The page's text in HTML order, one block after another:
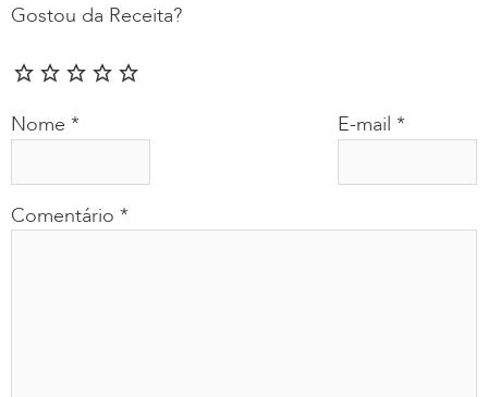
Gostou da Receita?
Comentário *
Nome * E-mail *